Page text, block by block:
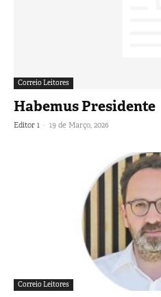
Correio Leitores
Habemus Presidente
Editor 1 - 19 de Março, 2026
Correio Leitores